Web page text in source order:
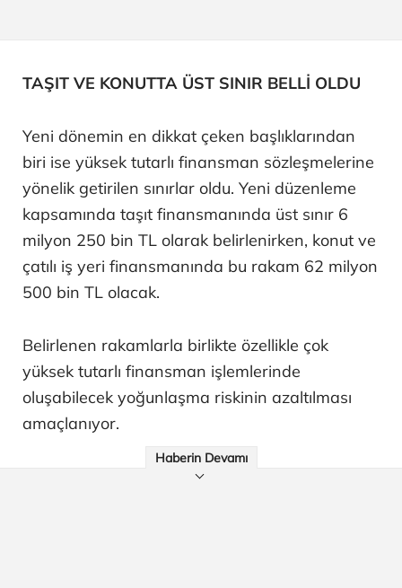
TAŞIT VE KONUTTA ÜST SINIR BELLİ OLDU
Yeni dönemin en dikkat çeken başlıklarından
biri ise yüksek tutarlı finansman sözleşmelerine
yönelik getirilen sınırlar oldu. Yeni düzenleme
kapsamında taşıt finansmanında üst sınır 6
milyon 250 bin TL olarak belirlenirken, konut ve
çatılı iş yeri finansmanında bu rakam 62 milyon
500 bin TL olacak.
Belirlenen rakamlarla birlikte özellikle çok
yüksek tutarlı finansman işlemlerinde
oluşabilecek yoğunlaşma riskinin azaltılması
amaçlanıyor.
Haberin Devamı